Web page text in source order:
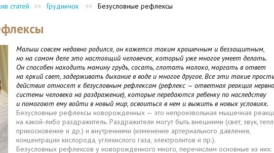
статей >> Грудничок >> Безусловные рефлексы
Малыш совсем недавно родился, он кажется таким крошечным и беззащитным,
но на самом деле это настоящий человечек, который уже многое умеет делать.
Он способен находить мамину грудь, сосать, глотать молоко, моргать в ответ
на яркий свет, задерживать дыхание в воде и многое другое. Все эти такие
действия относят к безусловным рефлексам (рефлекс — ответная реакция
системы человека на раздражение), которые передаются ребенку по наследству
и помогают ему войти в новый мир, освоиться в нем и выжить в новых условиях.
Безусловные рефлексы новорожденных — это непроизвольная мышечная
на какой-либо раздражитель. Раздражители могут быть внешними (свет, звук,
прикосновение и др.) и внутренними (изменение артериального давления,
концентрации кислорода, углекислого газа, электролитов и пр.).
Безусловных рефлексов у новорожденного много, перечислим основные из них: